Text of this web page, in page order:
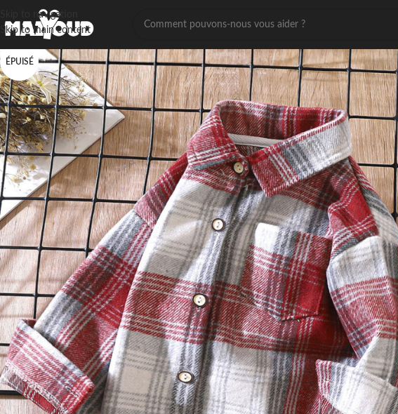
Skip to navigation
Skip to main content
ÉPUISÉ